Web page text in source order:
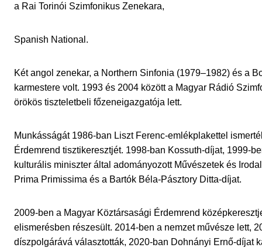
a Rai Torinói Szimfonikus Zenekara,
Spanish National.
Két angol zenekar, a Northern Sinfonia (1979–1982) és a
karmestere volt. 1993 és 2004 között a Magyar Rádió
örökös tiszteletbeli főzeneigazgatója lett.
Munkásságát 1986-ban Liszt Ferenc-emlékplakettel
Érdemrend tisztikeresztjét. 1998-ban Kossuth-díjat, 1999-
kulturális miniszter által adományozott Művészetek és
Prima Primissima és a Bartók Béla-Pásztory Ditta-díjat.
2009-ben a Magyar Köztársasági Érdemrend
elismerésben részesült. 2014-ben a nemzet művésze lett,
díszpolgárává választották, 2020-ban Dohnányi Ernő-díjat